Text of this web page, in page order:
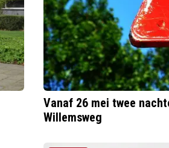
Vanaf 26 mei twee
Willemsweg